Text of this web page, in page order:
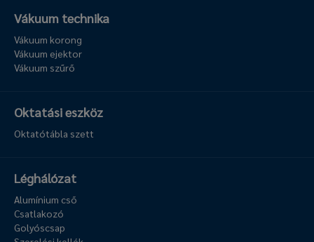
Vákuum technika
Vákuum korong
Vákuum ejektor
Vákuum szűrő
Oktatási eszköz
Oktatótábla szett
Léghálózat
Alumínium cső
Csatlakozó
Golyóscsap